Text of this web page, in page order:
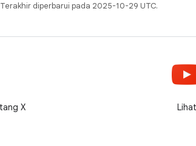
Terakhir diperbarui pada 2025-10-29 UTC.
X